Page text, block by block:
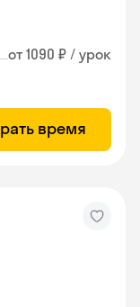
от 1090 ₽ / урок
время